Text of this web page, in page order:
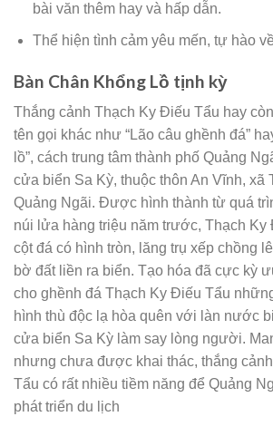
bài văn thêm hay và hấp dẫn.
Thể hiện tình cảm yêu mến, tự hào
Bàn Chân Khổng Lồ tịnh kỳ
Thắng cảnh Thạch Ky Điếu Tẩu hay
tên gọi khác như “Lão câu ghềnh đá”
lồ”, cách trung tâm thành phố Quảng
cửa biển Sa Kỳ, thuộc thôn An Vĩnh, xã
Quảng Ngãi. Được hình thành từ quá
núi lửa hàng triệu năm trước, Thạch
cột đá có hình tròn, lăng trụ xếp chồng
bờ đất liền ra biển. Tạo hóa đã cực kỳ
cho ghềnh đá Thạch Ky Điếu Tẩu
hình thù độc lạ hòa quên với làn nước
cửa biển Sa Kỳ làm say lòng người.
nhưng chưa được khai thác, thắng
Tẩu có rất nhiều tiềm năng để Quảng
phát triển du lịch